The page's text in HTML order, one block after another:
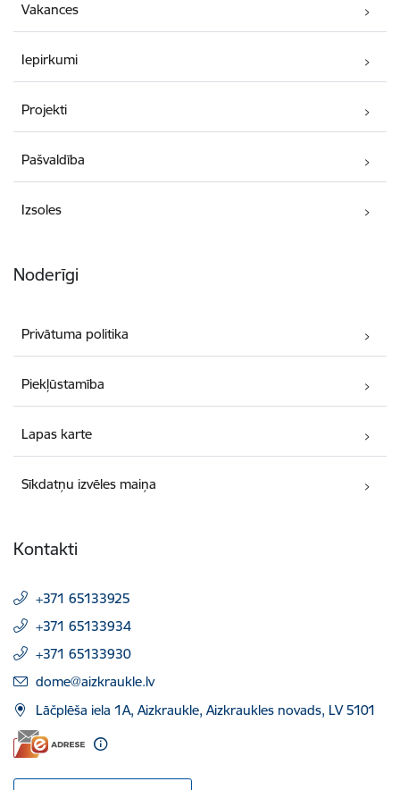
Vakances
Iepirkumi
Projekti
Pašvaldība
Izsoles
Noderīgi
Privātuma politika
Piekļūstamība
Lapas karte
Sīkdatņu izvēles maiņa
Kontakti
+371 65133925
+371 65133934
+371 65133930
E-pasts:
dome@aizkraukle.lv
Lāčplēša iela 1A, Aizkraukle, Aizkraukles novads, LV 5101